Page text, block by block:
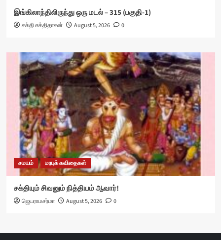
இங்கிலாந்திலிருந்து ஒரு மடல் – 315 (பகுதி-1)
சக்தி சக்திதாசன் August 5, 2026 0
சமயம் மரபுக் கவிதைகள்
சக்தியும் சிவனும் நித்தியம் ஆவார்!
ஜெயராமசர்மா August 5, 2026 0